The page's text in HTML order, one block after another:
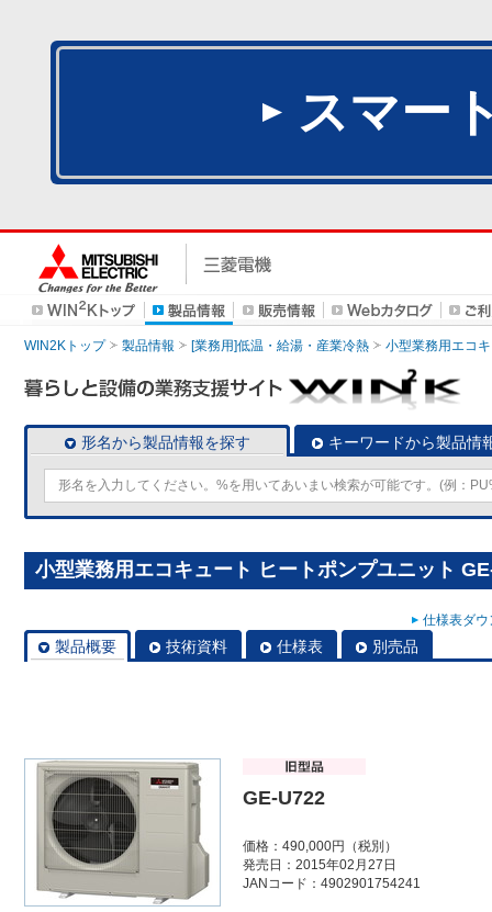
スマー
WIN2Kトップ 製品情報 [業務用]低温・給湯・産業冷熱 小型業務用エコ
形名から製品情報を探す キーワードから製品情
小型業務用エコキュート ヒートポンプユニット
仕様表ダ
製品概要 技術資料 仕様表 別売品
GE-U722
価格：490,000円（税別）
発売日：2015年02月27日
JANコード：4902901754241